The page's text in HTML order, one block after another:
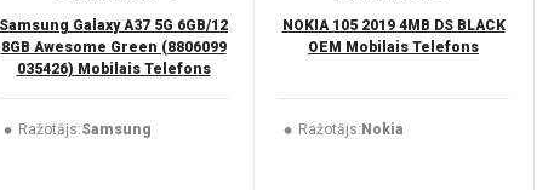
Samsung Galaxy A37 5G 6GB/12
8GB Awesome Green (8806099
035426) Mobilais Telefons
Ražotājs:Samsung
NOKIA 105 2019 4MB DS BLACK
OEM Mobilais Telefons
Ražotājs: Nokia